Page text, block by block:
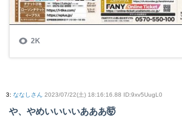
3: ななしさん 2023/07/22(土) 18:16:16.88 ID:9xv5UugL0
や、やめいいいいあああ🤯